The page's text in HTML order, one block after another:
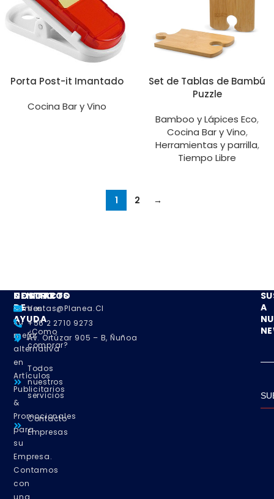
Porta Post-it Imantado
Cocina Bar y Vino
Set de Tablas de Bambú
Puzzle
Bamboo y Lápices Eco,
Cocina Bar y Vino,
Herramientas y parrilla,
Tiempo Libre
1 2 →
NOSOTROS
Somos
su
mejor
alternativa
en
Artículos
Publicitarios
&
Promocionales
para
su
Empresa.
Contamos
con
una
CENTRO
DE
AYUDA
¿Como
comprar?
Todos
nuestros
servicios
Contacto
Empresas
CONTACTO
Ventas@planea.cl
+56 2 2710 9273
Av. Ortúzar 905 – B, Ñuñoa
A